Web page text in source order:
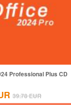
Professional Plus CD
39.78EUR